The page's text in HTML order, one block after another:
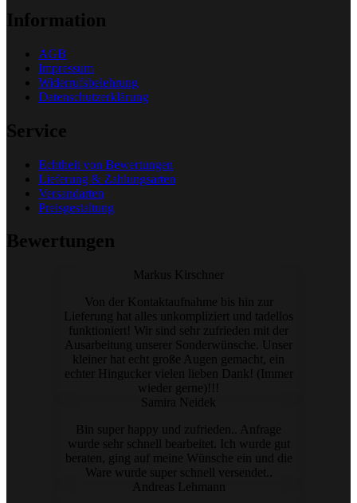
Information
AGB
Impressum
Widerrufsbelehrung
Datenschutzerklärung
Service
Echtheit von Bewertungen
Lieferung & Zahlungsarten
Versandarten
Preisgestaltung
Bewertungen
Markus Kirschner
Von der Kontaktaufnahme bis hin zur
Lieferung hat alles unkompliziert und tadellos
funktioniert! Wir sind sehr zufrieden mit der
Ausarbeitung unserer Sonderwünsche. Unser
kleiner hat echt große Augen gemacht, ein
echter Hingucker vielen lieben Dank! (Immer
wieder gerne)!!!
Samira Neidek
Bin super happy und zufrieden.. Anfrage
wurde sehr schnell bearbeitet. Ich wurde gut
beraten, ging auf meine Wünsche ein und die
Ware wurde super schnell versendet..
Andreas Lehmann